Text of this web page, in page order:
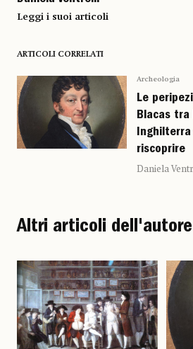
Leggi i suoi articoli
ARTICOLI CORRELATI
Archeologia
Le
Blacas tra
Inghilterra
riscoprire
Daniela
Altri articoli dell'autore